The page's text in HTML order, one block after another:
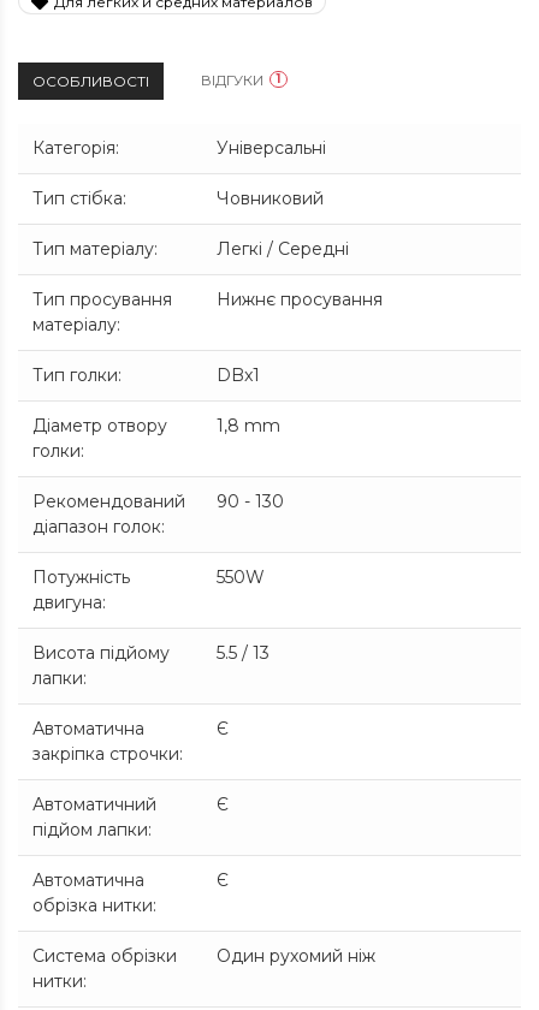
ОСОБЛИВОСТІ ВІДГУКИ 1
Категорія: Універсальні
Тип стібка: Човниковий
Тип матеріалу: Легкі / Середні
Тип просування
матеріалу:
Нижнє просування
Тип голки: DBx1
Діаметр отвору
голки:
1,8 mm
Рекомендований
діапазон голок:
90 - 130
Потужність
двигуна:
550W
Висота підйому
лапки:
5.5 / 13
Автоматична
закріпка строчки:
Є
Автоматичний
підйом лапки:
Є
Автоматична
обрізка нитки:
Є
Система обрізки
нитки:
Один рухомий ніж